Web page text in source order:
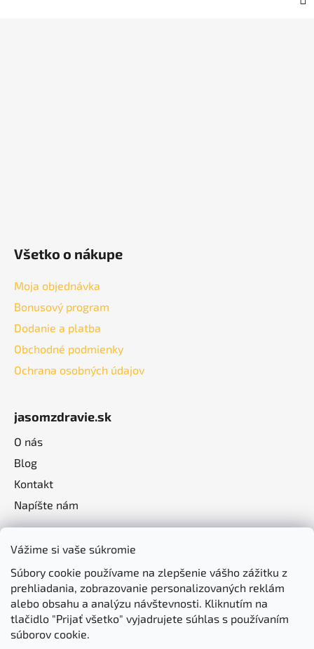
Vážime si vaše súkromie
Súbory cookie používame na zlepšenie vášho zážitku z
prehliadania, zobrazovanie personalizovaných reklám
alebo obsahu a analýzu návštevnosti. Kliknutím na
tlačidlo "Prijať všetko" vyjadrujete súhlas s používaním
súborov cookie.
Všetko o nákupe
Moja objednávka
Bonusový program
Dodanie a platba
Obchodné podmienky
Ochrana osobných údajov
jasomzdravie.sk
O nás
Blog
Kontakt
Napíšte nám